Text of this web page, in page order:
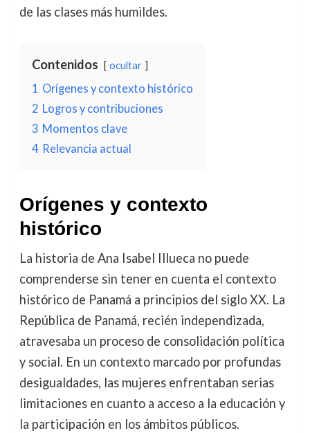
de las clases más humildes.
Contenidos ocultar
1 Orígenes y contexto histórico
2 Logros y contribuciones
3 Momentos clave
4 Relevancia actual
Orígenes y contexto
histórico
La historia de Ana Isabel Illueca no puede
comprenderse sin tener en cuenta el contexto
histórico de Panamá a principios del siglo XX. La
República de Panamá, recién independizada,
atravesaba un proceso de consolidación política
y social. En un contexto marcado por profundas
desigualdades, las mujeres enfrentaban serias
limitaciones en cuanto a acceso a la educación y
la participación en los ámbitos públicos.